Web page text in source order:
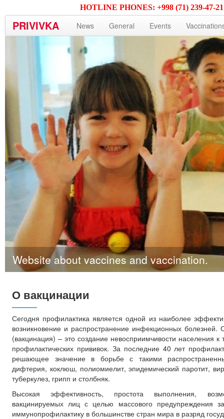
HOTLINE PHONES: +998 (71) 239-47-
PRIVIVKA News General Events
Website about vaccines and vaccination.
О вакцинации
Сегодня профилактика является одной из наиболее
возникновение и распространение инфекционных болезней.
(вакцинация) – это создание невосприимчивости населения
профилактических прививок. За последние 40 лет
решающее значение в борьбе с такими
дифтерия, коклюш, полиомиелит, эпидемический паротит,
туберкулез, грипп и столбняк.
Высокая эффективность, простота выполнения,
вакцинируемых лиц с целью массового предупреждения
иммунопрофилактику в большинстве стран мира в разряд